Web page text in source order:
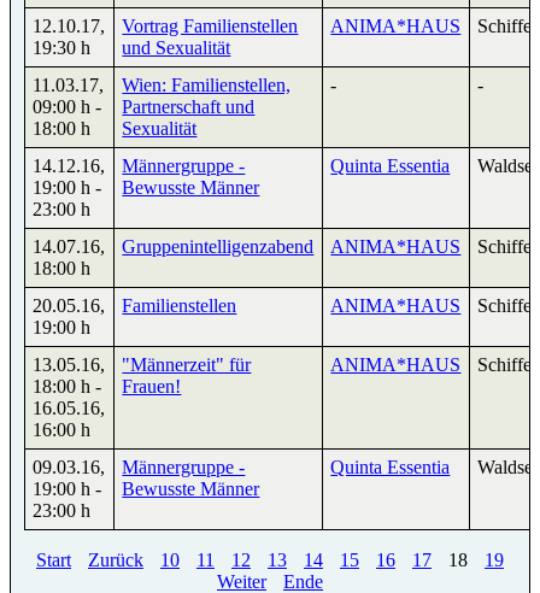
12.10.17,
19:30 h
Vortrag Familienstellen
und Sexualität
ANIMA*HAUS
11.03.17,
09:00 h -
18:00 h
Wien: Familienstellen,
Partnerschaft und
Sexualität
- -
14.12.16,
19:00 h -
23:00 h
Männergruppe -
Bewusste Männer
Quinta Essentia
14.07.16,
18:00 h
Gruppenintelligenzabend ANIMA*HAUS
20.05.16,
19:00 h
Familienstellen ANIMA*HAUS
13.05.16,
18:00 h -
16.05.16,
16:00 h
"Männerzeit" für
Frauen!
ANIMA*HAUS
09.03.16,
19:00 h -
23:00 h
Männergruppe -
Bewusste Männer
Quinta Essentia
Start Zurück 10 11 12 13 14 15 16 17 18
19
Weiter
Ende